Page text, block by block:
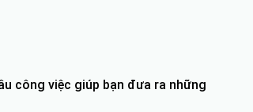
công việc giúp bạn đưa ra những